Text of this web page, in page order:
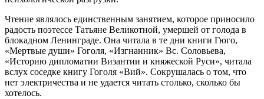
Чтение являлось единственным занятием, которое приносило
радость поэтессе Татьяне Великотной, умершей от голода в
блокадном Ленинграде. Она читала в те дни книги Гюго,
«Мертвые души» Гоголя, «Изгнанник» Вс. Соловьева,
«Историю дипломатии Византии и княжеской Руси», читала
вслух соседке книгу Гоголя «Вий». Сокрушалась о том, что
нет электричества и не удается читать столько, сколько бы
хотелось.